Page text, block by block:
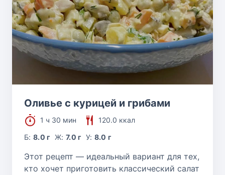
Оливье с курицей и грибами
1 ч 30 мин
120.0 ккал
Б:8.0 г Ж: 7.0 г У: 8.0 г
Этот рецепт — идеальный вариант для тех,
кто хочет приготовить классический салат